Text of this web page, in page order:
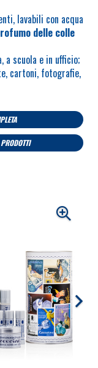
lavabili con acqua
delle colle
a scuola e in ufficio;
cartoni, fotografie,